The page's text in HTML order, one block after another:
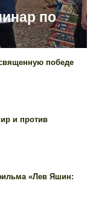
по
победе
и против
«Лев Яшин: